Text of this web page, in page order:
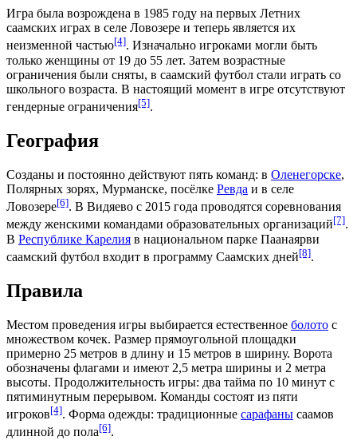
Игра была возрождена в 1985 году на первых Летних
саамских играх в селе Ловозере и теперь является их
неизменной частью[4]. Изначально игроками могли быть
только женщины от 19 до 55 лет. Затем возрастные
ограничения были сняты, в саамский футбол стали играть со
школьного возраста. В настоящий момент в игре отсутствуют
гендерные ограничения[5].
География
Созданы и постоянно действуют пять команд: в Оленегорске,
Полярных зорях, Мурманске, посёлке Ревда и в селе
Ловозере[6]. В Видяево с 2015 года проводятся соревнования
между женскими командами образовательных организаций[7].
В Республике Карелия в национальном парке Паанаярви
саамский футбол входит в программу Саамских дней[8].
Правила
Местом проведения игры выбирается естественное болото с
множеством кочек. Размер прямоугольной площадки
примерно 25 метров в длину и 15 метров в ширину. Ворота
обозначены флагами и имеют 2,5 метра ширины и 2 метра
высоты. Продолжительность игры: два тайма по 10 минут с
пятиминутным перерывом. Команды состоят из пяти
игроков[4]. Форма одежды: традиционные сарафаны саамов
длинной до пола[6].